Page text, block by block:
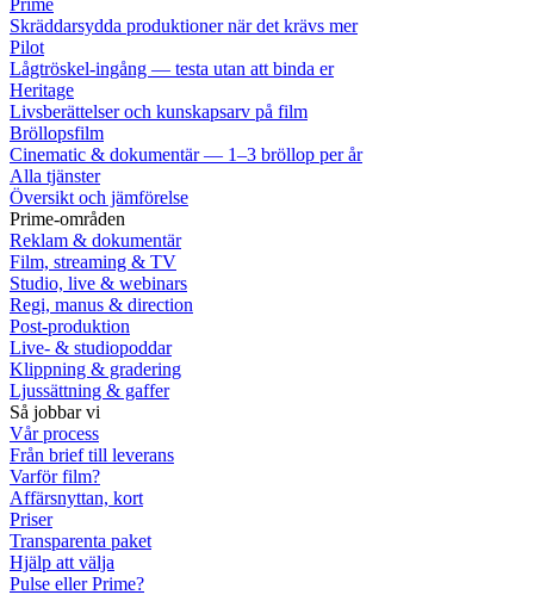
Skräddarsydda produktioner när det krävs mer
Pilot
Lågtröskel-ingång — testa utan att binda er
Heritage
Livsberättelser och kunskapsarv på film
Bröllopsfilm
Cinematic & dokumentär — 1–3 bröllop per år
Alla tjänster
Översikt och jämförelse
Prime-områden
Reklam & dokumentär
Film, streaming & TV
Studio, live & webinars
Regi, manus & direction
Post-produktion
Live- & studiopoddar
Klippning & gradering
Ljussättning & gaffer
Så jobbar vi
Vår process
Från brief till leverans
Varför film?
Affärsnyttan, kort
Priser
Transparenta paket
Hjälp att välja
Pulse eller Prime?